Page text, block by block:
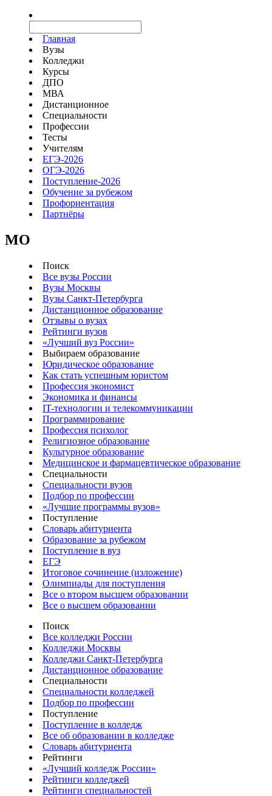
Главная
Вузы
Колледжи
Курсы
ДПО
МВА
Дистанционное
Специальности
Профессии
Тесты
Учителям
ЕГЭ-2026
ОГЭ-2026
Поступление-2026
Обучение за рубежом
Профориентация
Партнёры
MO
Поиск
Все вузы России
Вузы Москвы
Вузы Санкт-Петербурга
Дистанционное образование
Отзывы о вузах
Рейтинги вузов
«Лучший вуз России»
Выбираем образование
Юридическое образование
Как стать успешным юристом
Профессия экономист
Экономика и финансы
IT-технологии и телекоммуникации
Программирование
Профессия психолог
Религиозное образование
Культурное образование
Медицинское и фармацевтическое образование
Специальности
Специальности вузов
Подбор по профессии
«Лучшие программы вузов»
Поступление
Словарь абитуриента
Образование за рубежом
Поступление в вуз
ЕГЭ
Итоговое сочинение (изложение)
Олимпиады для поступления
Все о втором высшем образовании
Все о высшем образовании
Поиск
Все колледжи России
Колледжи Москвы
Колледжи Санкт-Петербурга
Дистанционное образование
Специальности
Специальности колледжей
Подбор по профессии
Поступление
Поступление в колледж
Все об образовании в колледже
Словарь абитуриента
Рейтинги
«Лучший колледж России»
Рейтинги колледжей
Рейтинги специальностей